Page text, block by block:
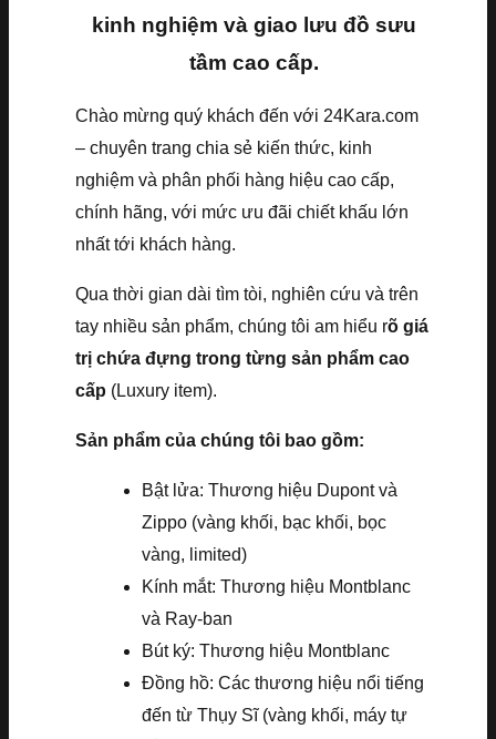
kinh nghiệm và giao lưu đồ sưu
tầm cao cấp.
Chào mừng quý khách đến với 24Kara.com
– chuyên trang chia sẻ kiến thức, kinh
nghiệm và phân phối hàng hiệu cao cấp,
chính hãng, với mức ưu đãi chiết khấu lớn
nhất tới khách hàng.
Qua thời gian dài tìm tòi, nghiên cứu và trên
tay nhiều sản phẩm, chúng tôi am hiểu rõ giá
trị chứa đựng trong từng sản phẩm cao
cấp (Luxury item).
Sản phẩm của chúng tôi bao gồm:
Bật lửa: Thương hiệu Dupont và
Zippo (vàng khối, bạc khối, bọc
vàng, limited)
Kính mắt: Thương hiệu Montblanc
và Ray-ban
Bút ký: Thương hiệu Montblanc
Đồng hồ: Các thương hiệu nổi tiếng
đến từ Thụy Sĩ (vàng khối, máy tự